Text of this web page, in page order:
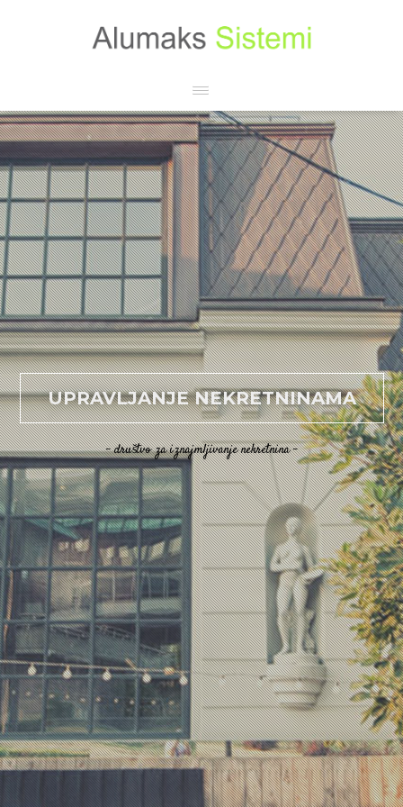
- društvo za iznajmljivanje nekretnina -
UPRAVLJANJE NEKRETNINAMA